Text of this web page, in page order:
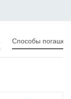
Способы